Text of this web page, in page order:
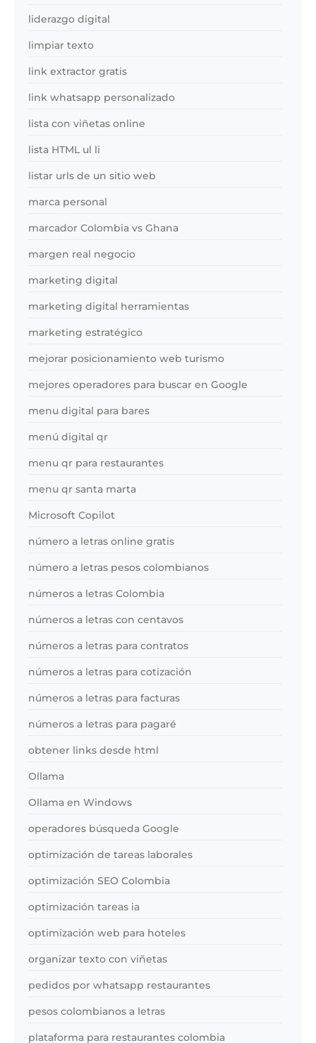
liderazgo digital
limpiar texto
link extractor gratis
link whatsapp personalizado
lista con viñetas online
lista HTML ul li
listar urls de un sitio web
marca personal
marcador Colombia vs Ghana
margen real negocio
marketing digital
marketing digital herramientas
marketing estratégico
mejorar posicionamiento web turismo
mejores operadores para buscar en Google
menu digital para bares
menú digital qr
menu qr para restaurantes
menu qr santa marta
Microsoft Copilot
número a letras online gratis
número a letras pesos colombianos
números a letras Colombia
números a letras con centavos
números a letras para contratos
números a letras para cotización
números a letras para facturas
números a letras para pagaré
obtener links desde html
Ollama
Ollama en Windows
operadores búsqueda Google
optimización de tareas laborales
optimización SEO Colombia
optimización tareas ia
optimización web para hoteles
organizar texto con viñetas
pedidos por whatsapp restaurantes
pesos colombianos a letras
plataforma para restaurantes colombia